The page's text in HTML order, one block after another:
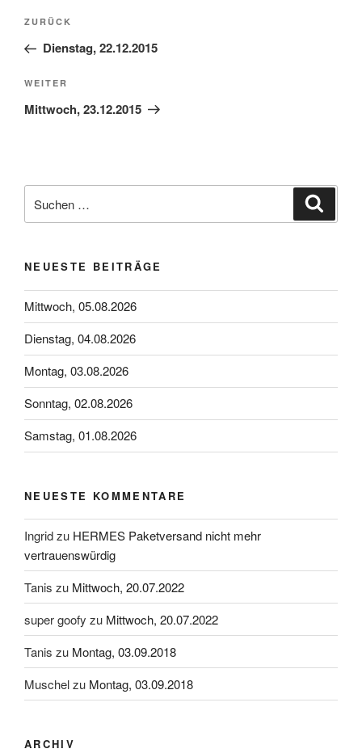
Beitragsnavigation
Vorheriger
Beitrag
ZURÜCK
Dienstag, 22.12.2015
Nächster
Beitrag
WEITER
Mittwoch, 23.12.2015
nach:
NEUESTE BEITRÄGE
Mittwoch, 05.08.2026
Dienstag, 04.08.2026
Montag, 03.08.2026
Sonntag, 02.08.2026
Samstag, 01.08.2026
NEUESTE KOMMENTARE
Ingridzu HERMES Paketversand nicht mehr
vertrauenswürdig
Tanis zu Mittwoch, 20.07.2022
super goofy zu Mittwoch, 20.07.2022
Tanis zu Montag, 03.09.2018
Muschelzu Montag, 03.09.2018
ARCHIV